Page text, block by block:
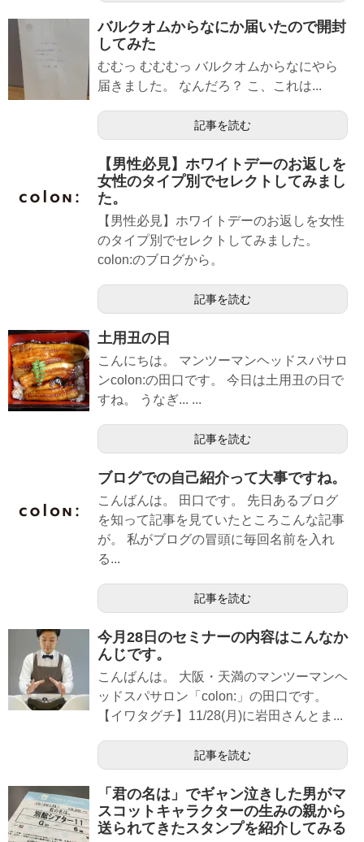
バルクオムからなにか届いたので開封
してみた
むむっ むむむっ バルクオムからなにやら
届きました。 なんだろ？ こ、これは...
記事を読む
【男性必見】ホワイトデーのお返しを
女性のタイプ別でセレクトしてみまし
た。
【男性必見】ホワイトデーのお返しを女性
のタイプ別でセレクトしてみました。
colon:のブログから。
記事を読む
土用丑の日
こんにちは。 マンツーマンヘッドスパサロ
ンcolon:の田口です。 今日は土用丑の日で
すね。 うなぎ... ...
記事を読む
ブログでの自己紹介って大事ですね。
こんばんは。 田口です。 先日あるブログ
を知って記事を見ていたところこんな記事
が。 私がブログの冒頭に毎回名前を入れ
る...
記事を読む
今月28日のセミナーの内容はこんなか
んじです。
こんばんは。 大阪・天満のマンツーマンヘ
ッドスパサロン「colon:」の田口です。
【イワタグチ】11/28(月)に岩田さんとま...
記事を読む
「君の名は」でギャン泣きした男がマ
スコットキャラクターの生みの親から
送られてきたスタンプを紹介してみる